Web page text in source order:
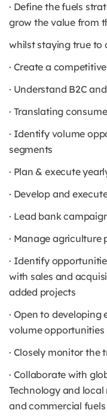
· Define the fuels
grow the value from
whilst staying true to
· Create a
· Understand B2C
· Translating
· Identify volume
segments
· Plan & execute
· Develop and
· Lead bank
· Manage agriculture
· Identify
with sales and
added projects
· Open to
volume opportunities
· Closely monitor the
· Collaborate with
Technology and
and commercial